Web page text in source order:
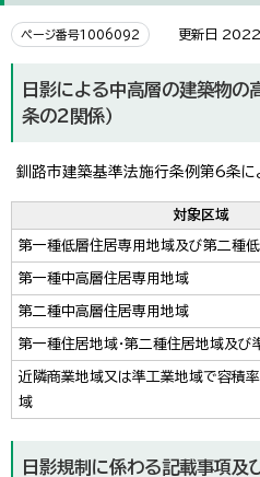
ページ番号1006092 更新日 2022
日影による中高層の建築物の
条の2関係）
釧路市建築基準法施行条例第6条に
対象区域
第一種低層住居専用地域及び第二種
第一種中高層住居専用地域
第二種中高層住居専用地域
第一種住居地域・第二種住居地域及び
近隣商業地域又は準工業地域で容積
域
日影規制に係わる記載事項及